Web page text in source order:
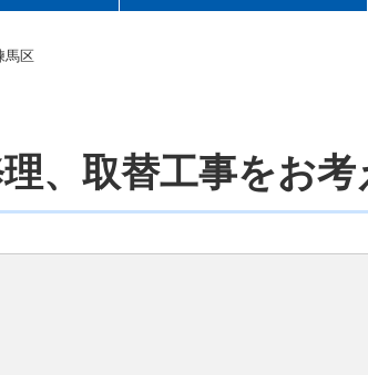
馬区
、取替工事をお